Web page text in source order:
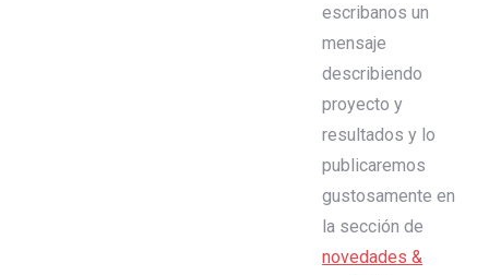
escribanos un
mensaje
describiendo
proyecto y
resultados y lo
publicaremos
gustosamente en
la sección de
novedades &